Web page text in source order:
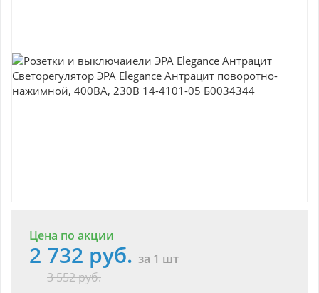
Цена по акции
2 732 руб. за 1 шт
3 552 руб.